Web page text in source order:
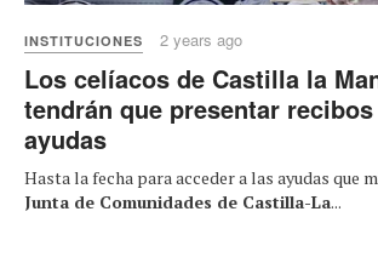
INSTITUCIONES 2 years ago
Los celíacos de Castilla la
tendrán que presentar
ayudas
Hasta la fecha para acceder a las ayudas que
Junta de Comunidades de Castilla-La...